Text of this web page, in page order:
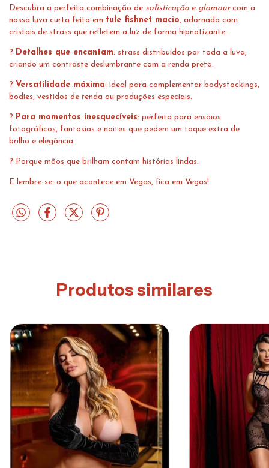
Descubra a perfeita combinação de sofisticação e glamourcom a
nossa luva curta feita em tule fishnet macio, adornada com
cristais de strass que refletem a luz de forma hipnotizante.
? Detalhes que encantam: strass distribuídos por toda a luva,
criando um contraste deslumbrante com a renda preta.
? Versatilidade máxima: ideal para complementar bodystockings,
bodies, vestidos de renda ou produções especiais.
? Para momentos inesquecíveis: perfeita para ensaios
fotográficos, fantasias e noites que pedem um toque extra de
brilho e elegância.
? Porque mãos que brilham contam histórias lindas.
E lembre-se: o que acontece em Vegas, fica em Vegas!
Produtos similares